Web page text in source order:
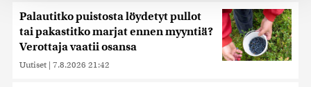
tukemiseen ja kävijämäärämme analysoimiseen. Lisäksi
jaamme sosiaalisen median, mainosalan ja analytiikka-
alan kumppaneillemme tietoja siitä, miten käytät
sivustoamme. Kumppanimme voivat yhdistää näitä
tietoja muihin tietoihin, joita olet antanut heille tai joita on
Palautitko puistosta löydetyt pullot
tai pakastitko marjat ennen myyntiä?
Verottaja vaatii osansa
Uutiset | 7.8.2026 21:42